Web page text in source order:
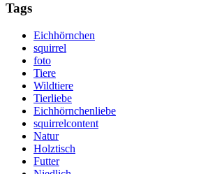
Tags
Eichhörnchen
squirrel
foto
Tiere
Wildtiere
Tierliebe
Eichhörnchenliebe
squirrelcontent
Natur
Holztisch
Futter